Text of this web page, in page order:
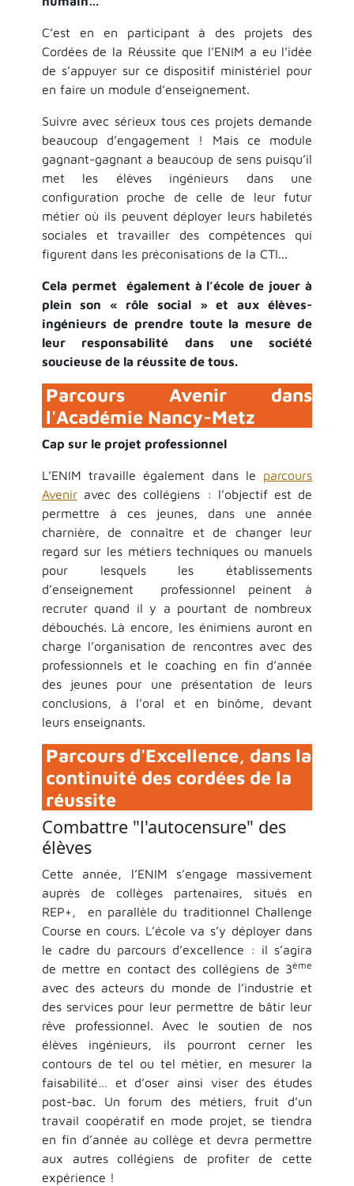
C’est en en participant à des projets des
Cordées de la Réussite que l’ENIM a eu l’idée
de s’appuyer sur ce dispositif ministériel pour
en faire un module d’enseignement.
Suivre avec sérieux tous ces projets demande
beaucoup d’engagement ! Mais ce module
gagnant-gagnant a beaucoup de sens puisqu’il
met les élèves ingénieurs dans une
configuration proche de celle de leur futur
métier où ils peuvent déployer leurs habiletés
sociales et travailler des compétences qui
figurent dans les préconisations de la CTI...
Cela permet également à l’école de jouer à
plein son « rôle social » et aux élèves-
ingénieurs de prendre toute la mesure de
leur responsabilité dans une société
soucieuse de la réussite de tous.
Parcours Avenir dans
l'Académie Nancy-Metz
Cap sur le projet professionnel
L’ENIM travaille également dans le parcours
Aveniravec des collégiens : l’objectif est de
permettre à ces jeunes, dans une année
charnière, de connaître et de changer leur
regard sur les métiers techniques ou manuels
pour lesquels les établissements
d’enseignement professionnel peinent à
recruter quand il y a pourtant de nombreux
débouchés. Là encore, les énimiens auront en
charge l’organisation de rencontres avec des
professionnels et le coaching en fin d’année
des jeunes pour une présentation de leurs
conclusions, à l’oral et en binôme, devant
leurs enseignants.
Parcours d'Excellence, dans la
continuité des cordées de la
réussite
Combattre "l'autocensure" des
élèves
Cette année, l’ENIM s’engage massivement
auprès de collèges partenaires, situés en
REP+, en parallèle du traditionnel Challenge
Course en cours. L’école va s’y déployer dans
le cadre du parcours d’excellence : il s’agira
de mettre en contact des collégiens de 3ème
avec des acteurs du monde de l’industrie et
des services pour leur permettre de bâtir leur
rêve professionnel. Avec le soutien de nos
élèves ingénieurs, ils pourront cerner les
contours de tel ou tel métier, en mesurer la
faisabilité… et d’oser ainsi viser des études
post-bac. Un forum des métiers, fruit d’un
travail coopératif en mode projet, se tiendra
en fin d’année au collège et devra permettre
aux autres collégiens de profiter de cette
expérience !